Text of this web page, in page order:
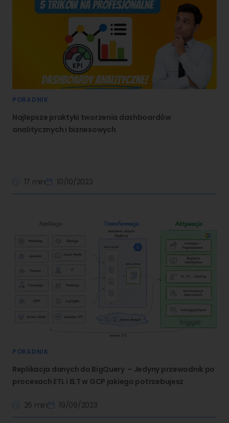
PORADNIK
Najlepsze praktyki tworzenia dashboardów
analitycznych i biznesowych
17 min 10/10/2023
PORADNIK
Replikacja danych do BigQuery – Jedyny przewodnik po
procesach ETL i ELT w GCP jakiego potrzebujesz
26 min 19/09/2023